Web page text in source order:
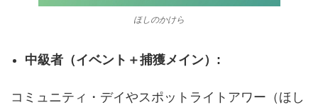
ほしのかけら
中級者（イベント＋捕獲メイン）:
コミュニティ・デイやスポットライトアワー（ほし